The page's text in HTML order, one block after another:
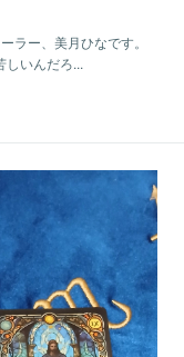
ラー、美月ひなです。
しいんだろ...